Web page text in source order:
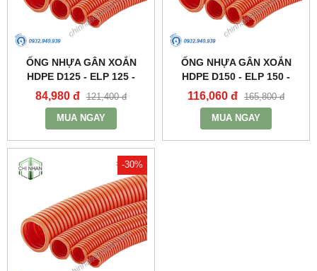
ỐNG NHỰA GÂN XOẮN
HDPE D125 - ELP 125 -
SANTO
84,980 đ 121,400 đ
MUA NGAY
ỐNG NHỰA GÂN XOẮN
HDPE D150 - ELP 150 -
SANTO
116,060 đ 165,800 đ
MUA NGAY
-30%